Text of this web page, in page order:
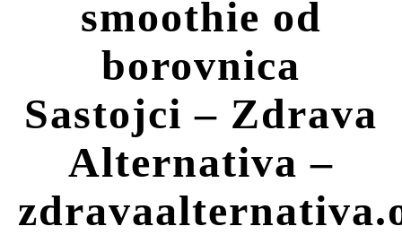
smoothie od
borovnica
Sastojci – Zdrava
Alternativa –